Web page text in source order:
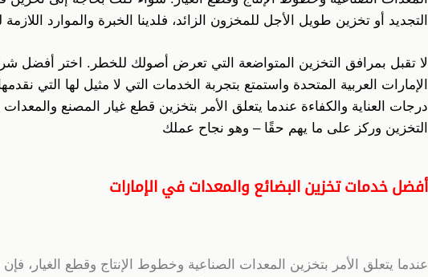
التجديد أو تخزين طويل الأجل للمخزون الزائد، فلدينا الخبرة والموارد اللازمة
لا تقبل بمرافق التخزين المتواضعة التي تعرض أصولك للخطر. اختر أفضل
الإمارات العربية المتحدة واستمتع بتجربة الخدمات التي لا مثيل لها التي
درجات العناية والكفاءة عندما يتعلق الأمر بتخزين قطع غيار المصنع
التخزين وركز على ما يهم حقًا – وهو نجاح عملك
أفضل خدمات تخزين البضائع والمعدات في الإمارات
عندما يتعلق الأمر بتخزين المعدات الصناعية وخطوط الإنتاج وقطع الغيار،